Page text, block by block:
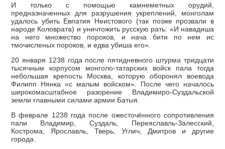
И только с помощью камнеметных орудий,
предназначенных для разрушения укреплений, монголам
удалось убить Евпатия Неистового (так позже прозвали в
народе Коловрата) и уничтожить русскую рать: «И навадиша
на него множество пороков, и нача бити по нем ис
тмочисленых пороков, и едва убиша его».
20 января 1238 года после пятидневного штурма тридцати
тысячным корпусом монголо-татарских войск пала тогда
небольшая крепость Москва, которую оборонял воевода
Филипп Нянка «с малым войском». После чего началось
широкомасштабное разорение Владимиро-Суздальской
земли главными силами армии Батыя.
В феврале 1238 года после ожесточённого сопротивления
пали Владимир, Суздаль, Переяславль-Залесский,
Кострома, Ярославль, Тверь, Углич, Дмитров и другие
города.